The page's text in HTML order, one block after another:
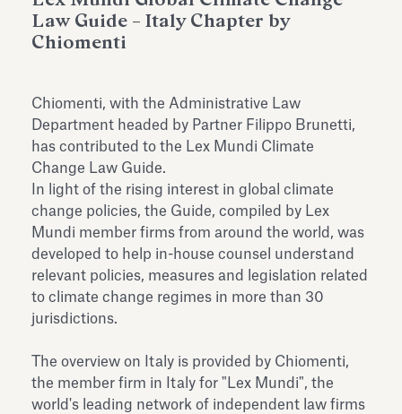
dell’Antiquarium di Villa Albani
Torlonia
Leggi tutto
Law Guide – Italy Chapter by
Chiomenti
Chiomenti, with the Administrative Law
Department headed by Partner Filippo Brunetti,
has contributed to the Lex Mundi Climate
Change Law Guide.
In light of the rising interest in global climate
change policies, the Guide, compiled by Lex
Mundi member firms from around the world, was
developed to help in-house counsel understand
relevant policies, measures and legislation related
to climate change regimes in more than 30
jurisdictions.
The overview on Italy is provided by Chiomenti,
the member firm in Italy for "Lex Mundi", the
world's leading network of independent law firms